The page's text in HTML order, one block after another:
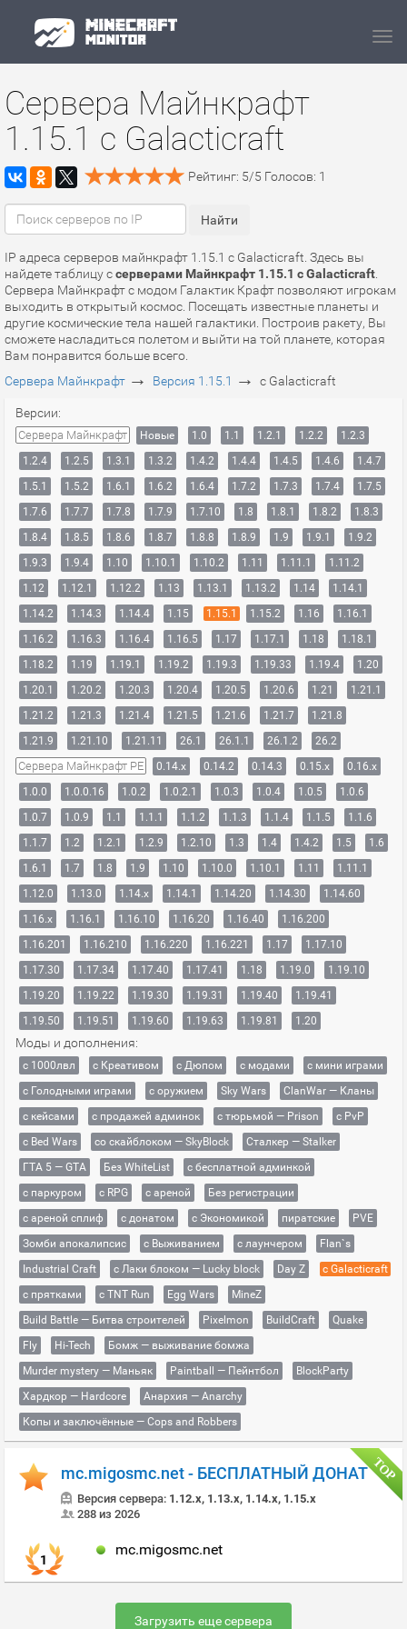
Сервера Майнкрафт
1.15.1 с Galacticraft
Рейтинг: 5/5 Голосов: 1
IP адреса серверов майнкрафт 1.15.1 с Galacticraft. Здесь вы
найдете таблицу ссерверами Майнкрафт 1.15.1 с Galacticraft
Сервера Майнкрафт с модом Галактик Крафт позволяют игрокам
выходить в открытый космос. Посещать известные планеты и
другие космические тела нашей галактики. Построив ракету, Вы
сможете насладиться полетом и выйти на той планете, которая
Вам понравится больше всего.
Сервера Майнкрафт → Версия 1.15.1 → с Galacticraft
Версии:
Сервера Майнкрафт Новые 1.0 1.1 1.2.1 1.2.2
1.2.3
1.2.4
1.2.5 1.3.1 1.3.2 1.4.2 1.4.4 1.4.5 1.4.6
1.4.7
1.5.1
1.5.2 1.6.1 1.6.2 1.6.4 1.7.2 1.7.3 1.7.4
1.7.5
1.7.6
1.7.7 1.7.8 1.7.9 1.7.10 1.8 1.8.1 1.8.2
1.8.3
1.8.4
1.8.5 1.8.6 1.8.7 1.8.8 1.8.9 1.9 1.9.1
1.9.2
1.9.3
1.9.4 1.10 1.10.1 1.10.2 1.11 1.11.1
1.11.2
1.12
1.12.1 1.12.2 1.13 1.13.1 1.13.2 1.14
1.14.1
1.14.2
1.14.3 1.14.4 1.15 1.15.1 1.15.2 1.16
1.16.1
1.16.2
1.16.3 1.16.4 1.16.5 1.17 1.17.1 1.18
1.18.1
1.18.2
1.19 1.19.1 1.19.2 1.19.3 1.19.33 1.19.4
1.20
1.20.1
1.20.2 1.20.3 1.20.4 1.20.5 1.20.6 1.21
1.21.1
1.21.2
1.21.3 1.21.4 1.21.5 1.21.6 1.21.7
1.21.8
1.21.9
1.21.10 1.21.11 26.1 26.1.1 26.1.2 26.2
Сервера Майнкрафт PE 0.14.x 0.14.2 0.14.3 0.15.x
0.16.x
1.0.0
1.0.0.16 1.0.2 1.0.2.1 1.0.3 1.0.4 1.0.5
1.0.6
1.0.7
1.0.9 1.1 1.1.1 1.1.2 1.1.3 1.1.4 1.1.5
1.1.6
1.1.7
1.2 1.2.1 1.2.9 1.2.10 1.3 1.4 1.4.2 1.5
1.6
1.6.1
1.7 1.8 1.9 1.10 1.10.0 1.10.1 1.11
1.11.1
1.12.0
1.13.0 1.14.x 1.14.1 1.14.20 1.14.30
1.14.60
1.16.x
1.16.1 1.16.10 1.16.20 1.16.40
1.16.200
1.16.201
1.16.210 1.16.220 1.16.221 1.17
1.17.10
1.17.30
1.17.34 1.17.40 1.17.41 1.18 1.19.0
1.19.10
1.19.20
1.19.22 1.19.30 1.19.31 1.19.40
1.19.41
1.19.50
1.19.51 1.19.60 1.19.63 1.19.81 1.20
Моды и дополнения:
с 1000лвл c Креативом с Дюпом с модами
с мини играми
с Голодными играми
с оружием Sky Wars
ClanWar — Кланы
с кейсами
с продажей админок с тюрьмой — Prison
с PvP
с Bed Wars
со скайблоком — SkyBlock
Сталкер — Stalker
ГТА 5 — GTA
Без WhiteList
с бесплатной админкой
с паркуром
с RPG с ареной
Без регистрации
с ареной сплиф
с донатом с Экономикой пиратские
PVE
Зомби апокалипсис
с Выживанием с лаунчером
Flan`s
Industrial Craft
с Лаки блоком — Lucky block Day Z
с Galacticraft
с прятками
с TNT Run Egg Wars
MineZ
Build Battle — Битва строителей
Pixelmon BuildCraft
Quake
Fly
Hi-Tech
Бомж — выживание бомжа
Murder mystery — Маньяк
Paintball — Пейнтбол
BlockParty
Хардкор — Hardcore
Анархия — Anarchy
Копы и заключённые — Cops and Robbers
mc.migosmc.net - БЕСПЛАТНЫЙ ДОНАТ
Версия сервера: 1.12.x, 1.13.x, 1.14.x, 1.15.x
288 из 2026
1
mc.migosmc.net
Загрузить еще сервера